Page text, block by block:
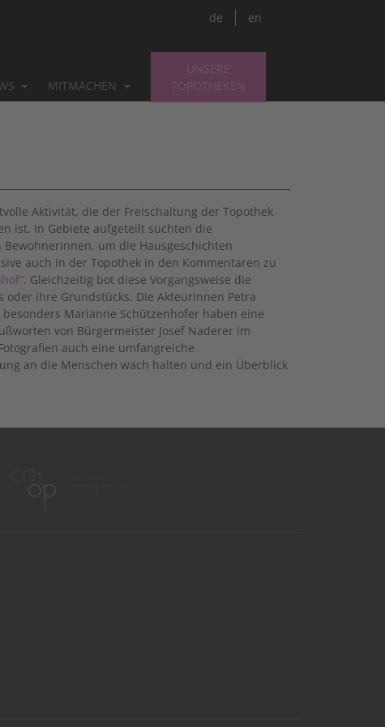
MITMACHEN
UNSERE
TOPOTHEKEN
de en
Aktivität, die der Freischaltung der Topothek
ist. In Gebiete aufgeteilt suchten die
um die Hausgeschichten
auch in der Topothek in den Kommentaren zu
. Gleichzeitig bot diese Vorgangsweise die
ihre Grundstücks. Die AkteurInnen Petra
Marianne Schützenhofer haben eine
von Bürgermeister Josef Naderer im
auch eine umfangreiche
an die Menschen wach halten und ein Überblick